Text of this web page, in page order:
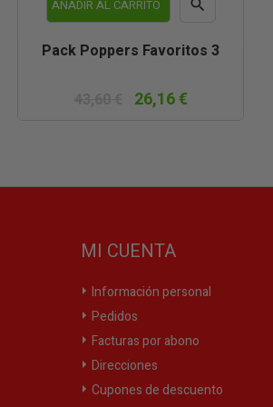
AÑADIR AL CARRITO 
Pack Poppers Favoritos 3
26,16 €
MI CUENTA
Información personal
Pedidos
Facturas por abono
Direcciones
Cupones de descuento